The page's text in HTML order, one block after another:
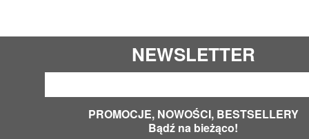
NEWSLETTER
PROMOCJE, NOWOŚCI, BESTSELLERY
Bądź na bieżąco!